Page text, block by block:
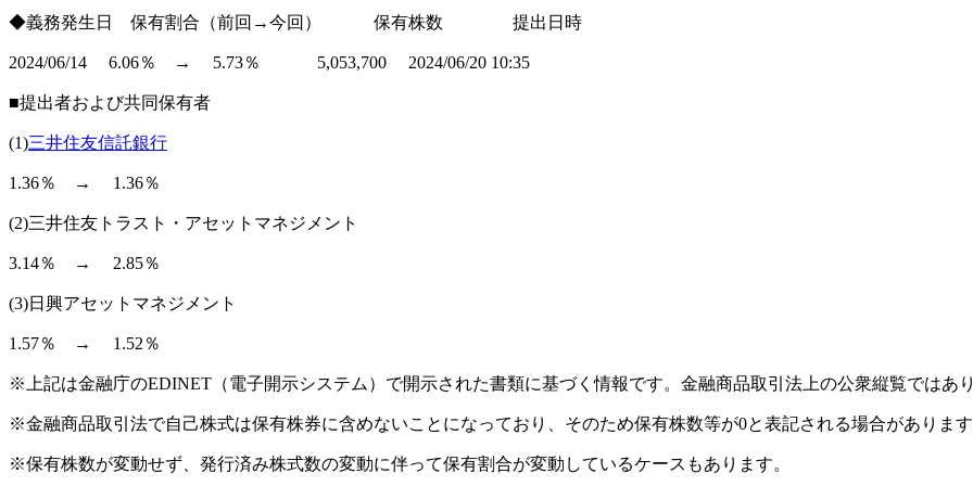
◆義務発生日 保有割合（前回→今回） 保有株数 提出日時
2024/06/14 6.06％ → 5.73％ 5,053,700 2024/06/20 10:35
■提出者および共同保有者
(1)三井住友信託銀行
1.36％ → 1.36％
(2)三井住友トラスト・アセットマネジメント
3.14％ → 2.85％
(3)日興アセットマネジメント
1.57％ → 1.52％
※上記は金融庁のEDINET（電子開示システム）で開示された書類に基づく情報です。金融商品取引法上の公衆縦覧ではあり
※金融商品取引法で自己株式は保有株券に含めないことになっており、そのため保有株数等が0と表記される場合があります
※保有株数が変動せず、発行済み株式数の変動に伴って保有割合が変動しているケースもあります。